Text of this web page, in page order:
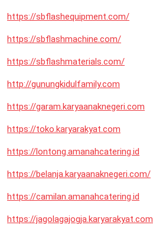
https://sbflashequipment.com/
https://sbflashmachine.com/
https://sbflashmaterials.com/
http://gunungkidulfamily.com
https://garam.karyaanaknegeri.com
https://toko.karyarakyat.com
https://lontong.amanahcatering.id
https://belanja.karyaanaknegeri.com/
https://camilan.amanahcatering.id
https://jagolagajogja.karyarakyat.com